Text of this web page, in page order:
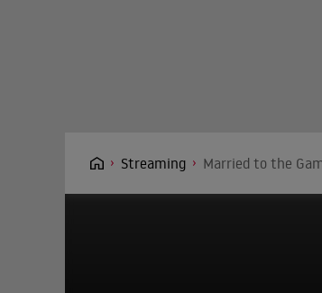
Streaming Married to the